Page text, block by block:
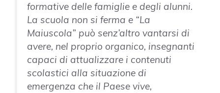
formative delle famiglie e degli alunni.
La scuola non si ferma e “La
Maiuscola” può senz’altro vantarsi di
avere, nel proprio organico, insegnanti
capaci di attualizzare i contenuti
scolastici alla situazione di
emergenza che il Paese vive,